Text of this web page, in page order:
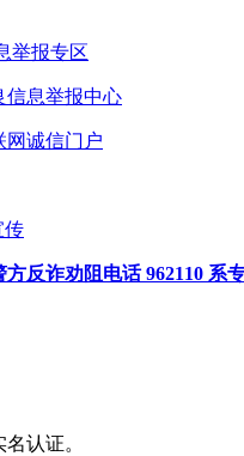
举报专区
信息举报中心
网诚信门户
传
反诈劝阻电话 962110 系
认证。